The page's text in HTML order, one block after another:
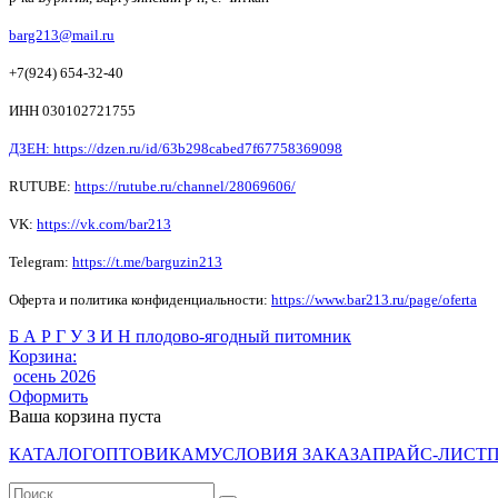
barg213@mail.ru
+7(924) 654-32-40
ИНН 030102721755
ДЗЕН: https://dzen.ru/id/63b298cabed7f67758369098
RUTUBE: https://rutube.ru/channel/28069606/
VK: https://vk.com/bar213
Telegram: https://t.me/barguzin213
Оферта и политика конфиденциальности: https://www.bar213.ru/page/oferta
Б А Р Г У З И Н плодово-ягодный питомник
Корзина:
осень 2026
Оформить
Ваша корзина пуста
КАТАЛОГОПТОВИКАМУСЛОВИЯ ЗАКАЗАПРАЙС-ЛИСТ